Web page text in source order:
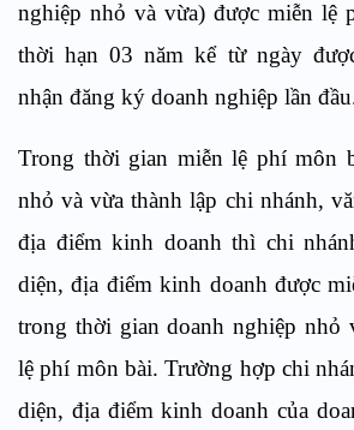
nghiệp nhỏ và vừa) được miễn lệ
thời hạn 03 năm kể từ ngày
nhận đăng ký doanh nghiệp lần
Trong thời gian miễn lệ phí môn
nhỏ và vừa thành lập chi nhánh,
địa điểm kinh doanh thì chi
diện, địa điểm kinh doanh được
trong thời gian doanh nghiệp nhỏ
lệ phí môn bài. Trường hợp chi
diện, địa điểm kinh doanh của